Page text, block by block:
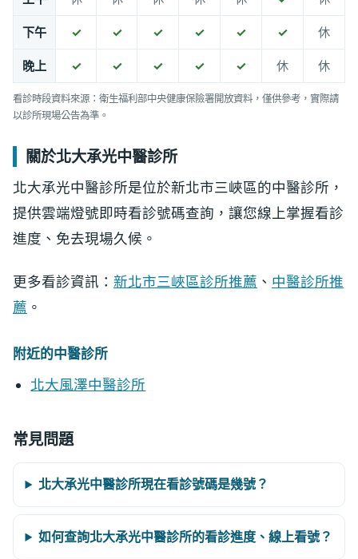
下午 ✓ ✓ ✓ ✓ ✓ ✓ 休
晚上 ✓ ✓ ✓ ✓ ✓ 休 休
看診時段資料來源：衛生福利部中央健康保險署開放資料，僅供參考，實際請
以診所現場公告為準。
關於北大承光中醫診所
北大承光中醫診所是位於新北市三峽區的中醫診所，
提供雲端燈號即時看診號碼查詢，讓您線上掌握看診
進度、免去現場久候。
更多看診資訊： 新北市三峽區診所推薦 、 中醫診所推
薦 。
附近的中醫診所
北大風澤中醫診所
常見問題
北大承光中醫診所現在看診號碼是幾號？
如何查詢北大承光中醫診所的看診進度、線上看號？